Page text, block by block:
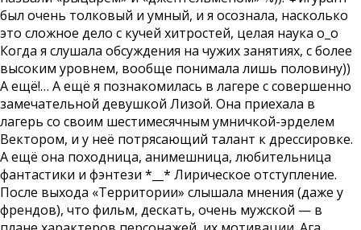
был очень толковый и умный, и я осознала, насколько
это сложное дело с кучей хитростей, целая наука о_о
Когда я слушала обсуждения на чужих занятиях, с более
высоким уровнем, вообще понимала лишь половину))
А ещё!… А ещё я познакомилась в лагере с совершенно
замечательной девушкой Лизой. Она приехала в
лагерь со своим шестимесячным умничкой-эрделем
Вектором, и у неё потрясающий талант к дрессировке.
А ещё она походница, анимешница, любительница
фантастики и фэнтези *__* Лирическое отступление.
После выхода «Территории» слышала мнения (даже у
френдов), что фильм, дескать, очень мужской — в